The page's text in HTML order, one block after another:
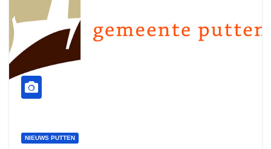
NIEUWS PUTTEN